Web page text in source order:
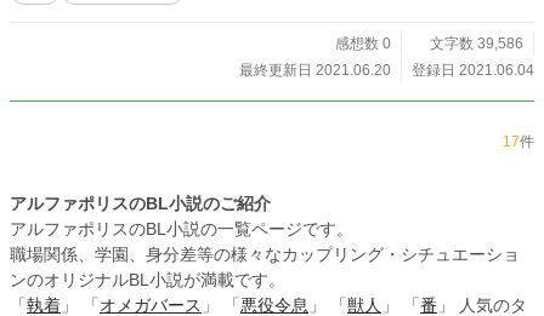
感想数 0
文字数 39,586
最終更新日 2021.06.20
登録日 2021.06.04
17件
アルファポリスのBL小説のご紹介
アルファポリスのBL小説の一覧ページです。
職場関係、学園、身分差等の様々なカップリング・シチュエーショ
ンのオリジナルBL小説が満載です。
「 執着 」 「 オメガバース 」 「 悪役令息 」 「 獣人 」 「 番 」 人気のタ